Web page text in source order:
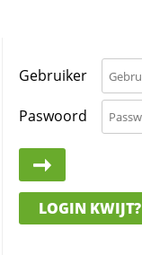
Gebruiker
Paswoord
LOGIN KWIJT?